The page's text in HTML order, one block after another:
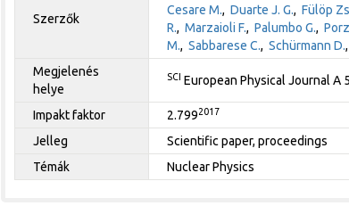
Szerzők
Cesare M., Duarte J. G., Fülöp
R., Marzaioli F., Palumbo G.,
M., Sabbarese C., Schürmann D.,
Megjelenés
helye
SCI European Physical Journal A
Impakt faktor 2.7992017
Jelleg
Scientific paper, proceedings
Témák
Nuclear Physics